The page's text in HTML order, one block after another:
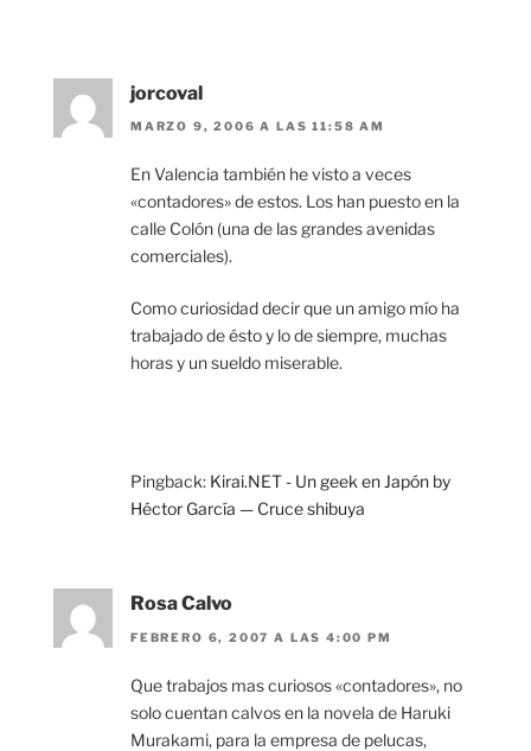
jorcoval
MARZO 9, 2006 A LAS 11:58 AM
En Valencia también he visto a veces
«contadores» de estos. Los han puesto en la
calle Colón (una de las grandes avenidas
comerciales).
Como curiosidad decir que un amigo mío ha
trabajado de ésto y lo de siempre, muchas
horas y un sueldo miserable.
Pingback: Kirai.NET - Un geek en Japón by
Héctor García — Cruce shibuya
Rosa Calvo
FEBRERO 6, 2007 A LAS 4:00 PM
Que trabajos mas curiosos «contadores», no
solo cuentan calvos en la novela de Haruki
Murakami, para la empresa de pelucas,